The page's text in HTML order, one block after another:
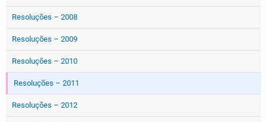
Resoluções – 2008
Resoluções – 2009
Resoluções – 2010
Resoluções – 2011
Resoluções – 2012